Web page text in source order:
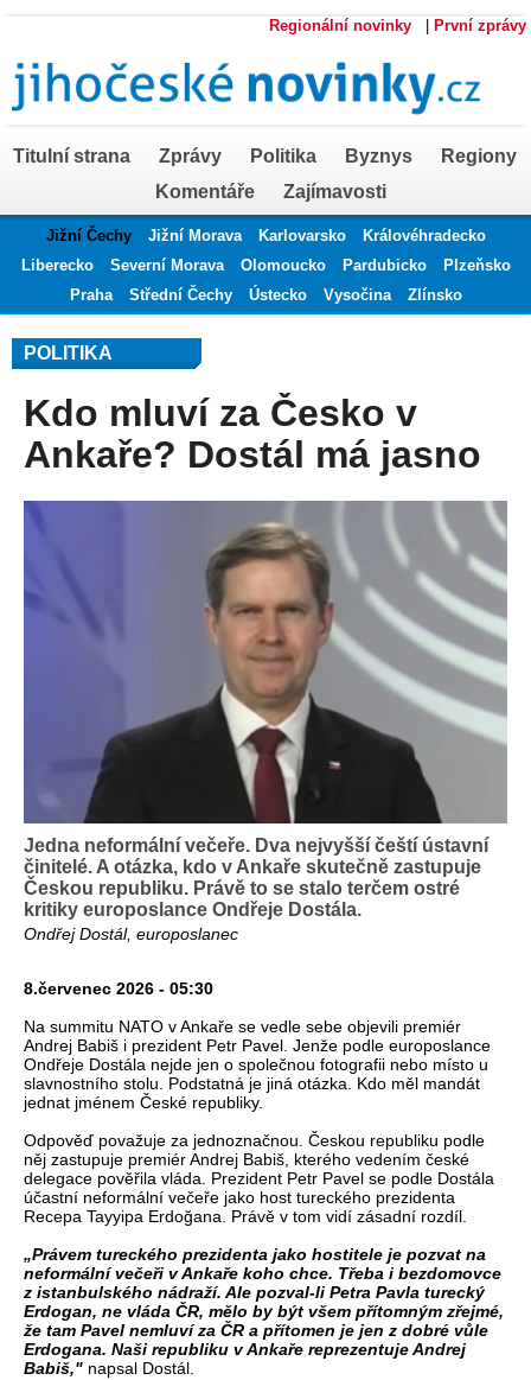
Regionální novinky První zprávy
Titulní strana Zprávy Politika Byznys
Regiony
Komentáře
Zajímavosti
Jižní Čechy Jižní Morava Karlovarsko
Královéhradecko
Liberecko
Severní Morava Olomoucko Pardubicko
Plzeňsko
Praha
Střední Čechy Ústecko Vysočina Zlínsko
POLITIKA
Kdo mluví za Česko v
Ankaře? Dostál má jasno
Jedna neformální večeře. Dva nejvyšší čeští ústavní
činitelé. A otázka, kdo v Ankaře skutečně zastupuje
Českou republiku. Právě to se stalo terčem ostré
kritiky europoslance Ondřeje Dostála.
Ondřej Dostál, europoslanec
8.červenec 2026 - 05:30
Na summitu NATO v Ankaře se vedle sebe objevili premiér
Andrej Babiš i prezident Petr Pavel. Jenže podle europoslance
Ondřeje Dostála nejde jen o společnou fotografii nebo místo u
slavnostního stolu. Podstatná je jiná otázka. Kdo měl mandát
jednat jménem České republiky.
Odpověď považuje za jednoznačnou. Českou republiku podle
něj zastupuje premiér Andrej Babiš, kterého vedením české
delegace pověřila vláda. Prezident Petr Pavel se podle Dostála
účastní neformální večeře jako host tureckého prezidenta
Recepa Tayyipa Erdoğana. Právě v tom vidí zásadní rozdíl.
„Právem tureckého prezidenta jako hostitele je pozvat na
neformální večeři v Ankaře koho chce. Třeba i bezdomovce
z istanbulského nádraží. Ale pozval-li Petra Pavla turecký
Erdogan, ne vláda ČR, mělo by být všem přítomným zřejmé,
že tam Pavel nemluví za ČR a přítomen je jen z dobré vůle
Erdogana. Naši republiku v Ankaře reprezentuje Andrej
Babiš," napsal Dostál.